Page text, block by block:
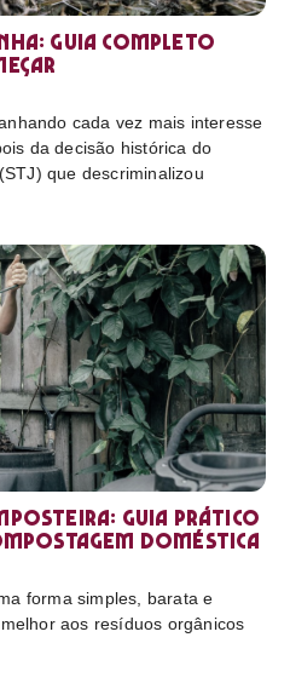
guia completo
cada vez mais interesse
da decisão histórica do
que descriminalizou
Guia prático
doméstica
forma simples, barata e
aos resíduos orgânicos